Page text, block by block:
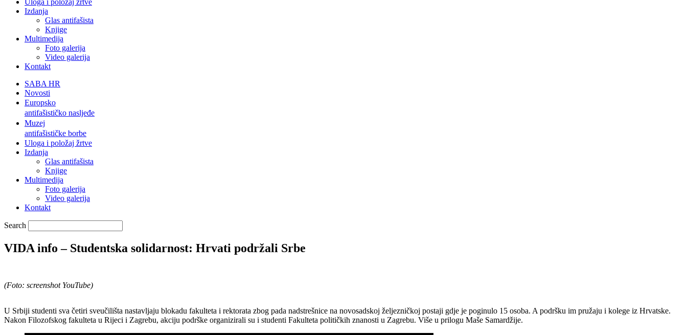
Uloga i položaj žrtve
Izdanja
Glas antifašista
Knjige
Multimedija
Foto galerija
Video galerija
Kontakt
SABA HR
Novosti
Europsko
antifašističko nasljeđe
Muzej
antifašističke borbe
Uloga i položaj žrtve
Izdanja
Glas antifašista
Knjige
Multimedija
Foto galerija
Video galerija
Kontakt
Search
VIDA info – Studentska solidarnost: Hrvati podržali Srbe
(Foto: screenshot YouTube)
U Srbiji studenti sva četiri sveučilišta nastavljaju blokadu fakulteta i rektorata zbog pada nadstrešnice na novosadskoj željezničkoj postaji gdje je poginulo 15 osoba. A podršku im pružaju i kolege iz Hrvatske.
Nakon Filozofskog fakulteta u Rijeci i Zagrebu, akciju podrške organizirali su i studenti Fakulteta političkih znanosti u Zagrebu. Više u prilogu Maše Samardžije.